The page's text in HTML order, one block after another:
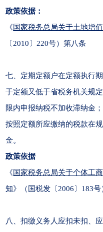
政策依据：
《国家税务总局关于土地增
〔2010〕220号）第八条
七、定期定额户在定额执行
于定额又低于省税务机关规
限内申报纳税不加收滞纳金
按照定额所应缴纳的税款在
金。
政策依据
《国家税务总局关于个体工
知》（国税发〔2006〕183号
八、扣缴义务人应扣未扣、